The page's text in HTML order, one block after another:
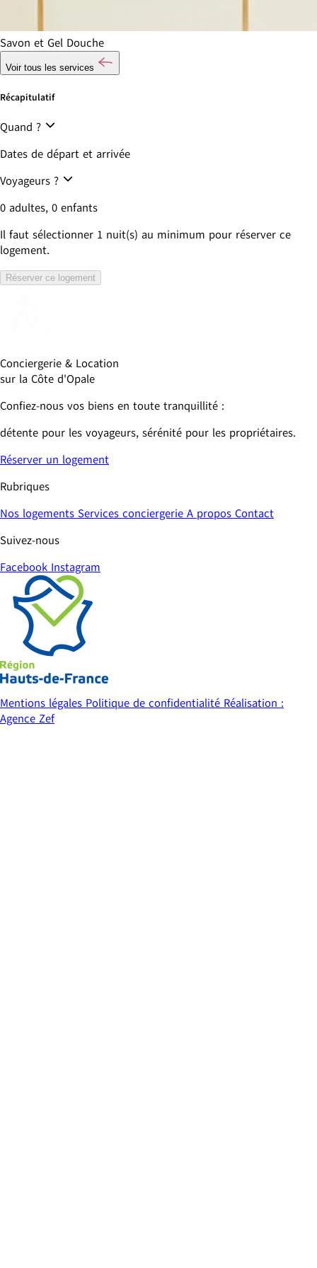
Savon et Gel Douche
Voir tous les services
Récapitulatif
Quand ?
Dates de départ et arrivée
Voyageurs ?
0 adultes, 0 enfants
Il faut sélectionner 1 nuit(s) au minimum pour réserver ce
logement.
Réserver ce logement
Conciergerie & Location
sur la Côte d'Opale
Confiez-nous vos biens en toute tranquillité :
détente pour les voyageurs, sérénité pour les propriétaires.
Réserver un logement
Rubriques
Nos logements Services conciergerie A propos Contact
Suivez-nous
Facebook Instagram
Mentions légales Politique de confidentialité Réalisation :
Agence Zef